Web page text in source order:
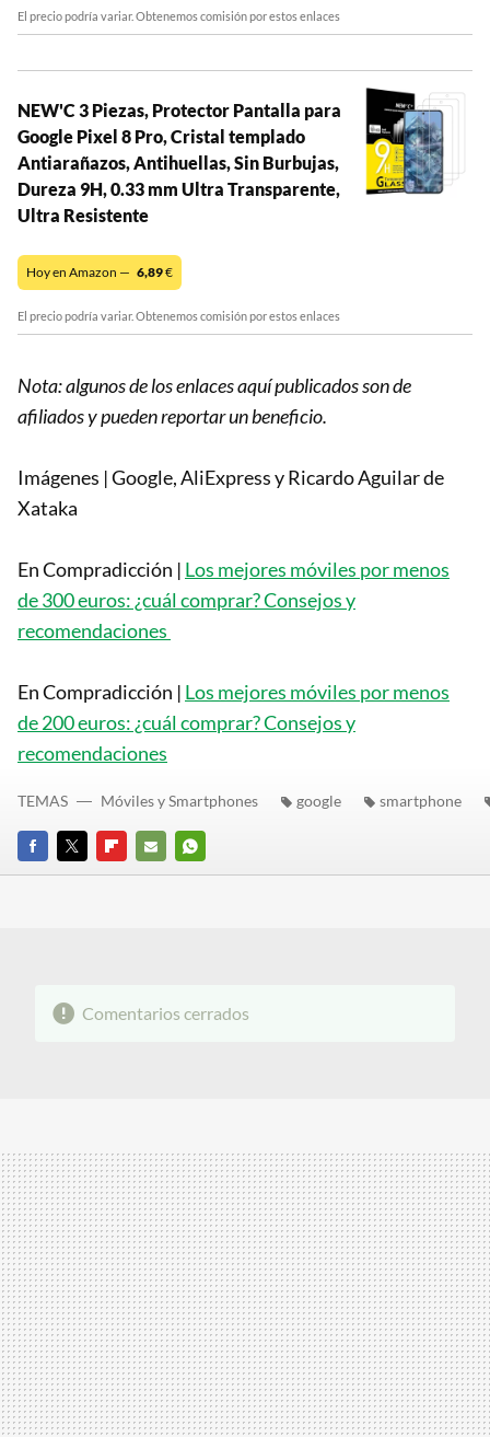
El precio podría variar. Obtenemos comisión por estos enlaces
NEW'C 3 Piezas, Protector Pantalla para
Google Pixel 8 Pro, Cristal templado
Antiarañazos, Antihuellas, Sin Burbujas,
Dureza 9H, 0.33 mm Ultra Transparente,
Ultra Resistente
Hoy en Amazon — 6,89€
El precio podría variar. Obtenemos comisión por estos enlaces
Nota: algunos de los enlaces aquí publicados son de
afiliados y pueden reportar un beneficio.
Imágenes | Google, AliExpress y Ricardo Aguilar de
Xataka
En Compradicción | Los mejores móviles por menos
de 300 euros: ¿cuál comprar? Consejos y
recomendaciones
En Compradicción | Los mejores móviles por menos
de 200 euros: ¿cuál comprar? Consejos y
recomendaciones
FACEBOOK
TWITTERFLIPBOARD
E-
WHATSAPP
TEMAS Móviles y Smartphones google smartphone
Comentarios cerrados